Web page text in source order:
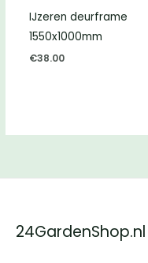
IJzeren deurframe
1550x1000mm
€38.00
24GardenShop.nl